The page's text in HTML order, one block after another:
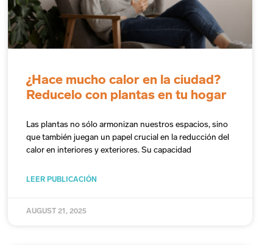
¿Hace mucho calor en la ciudad?
Reducelo con plantas en tu hogar
Las plantas no sólo armonizan nuestros espacios, sino
que también juegan un papel crucial en la reducción del
calor en interiores y exteriores. Su capacidad
LEER PUBLICACIÓN
AUGUST 21, 2025